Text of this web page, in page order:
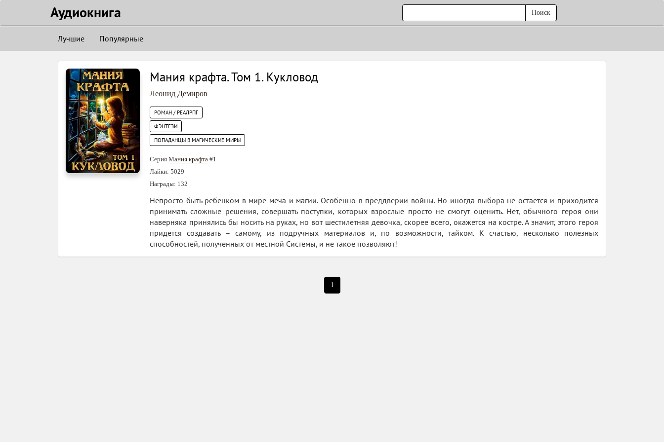
Аудиокнигa Поиск
Лучшие Популярные
Мания крафта. Том 1. Кукловод
Леонид Демиров
РОМАН / РЕАЛРПГ
ФЭНТЕЗИ
ПОПАДАНЦЫ В МАГИЧЕСКИЕ МИРЫ
Серия Мания крафта #1
Лайки: 5029
Награды: 132
Непросто быть ребенком в мире меча и магии. Особенно в преддверии войны. Но иногда выбора не остается и приходится
принимать сложные решения, совершать поступки, которых взрослые просто не смогут оценить. Нет, обычного героя они
наверняка принялись бы носить на руках, но вот шестилетняя девочка, скорее всего, окажется на костре. А значит, этого героя
придется создавать – самому, из подручных материалов и, по возможности, тайком. К счастью, несколько полезных
способностей, полученных от местной Системы, и не такое позволяют!
1